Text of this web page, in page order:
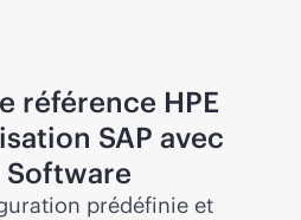
référence HPE
SAP avec
Software
prédéfinie et